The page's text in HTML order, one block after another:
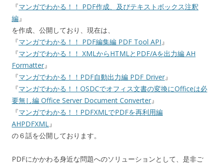
『マンガでわかる！！ PDF作成、及びテキストボックス注釈
編』
を作成、公開しており、現在は、
『マンガでわかる！！ PDF編集編 PDF Tool API 』
『マンガでわかる！！ XMLからHTMLとPDF/Aを出力編 AH
Formatter』
『マンガでわかる！！PDF自動出力編 PDF Driver』
『マンガでわかる！！OSDCでオフィス文書の変換にOfficeは必
要無し編 Office Server Document Converter』
『マンガでわかる！！PDFXMLでPDFを再利用編
AHPDFXML 』
の６話を公開しております。
PDFにかかわる身近な問題へのソリューションとして、是非ご